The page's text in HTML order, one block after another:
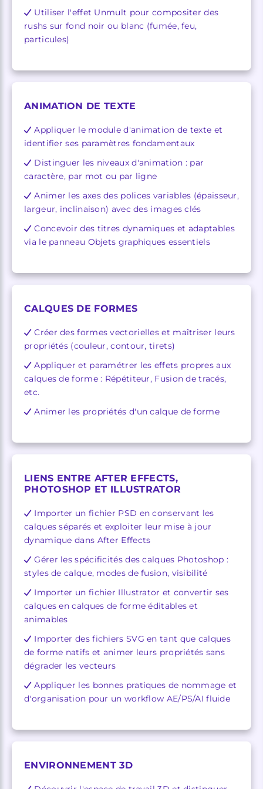
Utiliser l'effet Unmult pour compositer des
rushs sur fond noir ou blanc (fumée, feu,
particules)
ANIMATION DE TEXTE
Appliquer le module d'animation de texte et
identifier ses paramètres fondamentaux
Distinguer les niveaux d'animation : par
caractère, par mot ou par ligne
Animer les axes des polices variables (épaisseur,
largeur, inclinaison) avec des images clés
Concevoir des titres dynamiques et adaptables
via le panneau Objets graphiques essentiels
CALQUES DE FORMES
Créer des formes vectorielles et maîtriser leurs
propriétés (couleur, contour, tirets)
Appliquer et paramétrer les effets propres aux
calques de forme : Répétiteur, Fusion de tracés,
etc.
Animer les propriétés d'un calque de forme
LIENS ENTRE AFTER EFFECTS,
PHOTOSHOP ET ILLUSTRATOR
Importer un fichier PSD en conservant les
calques séparés et exploiter leur mise à jour
dynamique dans After Effects
Gérer les spécificités des calques Photoshop :
styles de calque, modes de fusion, visibilité
Importer un fichier Illustrator et convertir ses
calques en calques de forme éditables et
animables
Importer des fichiers SVG en tant que calques
de forme natifs et animer leurs propriétés sans
dégrader les vecteurs
Appliquer les bonnes pratiques de nommage et
d'organisation pour un workflow AE/PS/AI fluide
ENVIRONNEMENT 3D